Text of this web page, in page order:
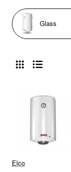
Glass
Elco